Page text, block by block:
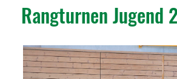
Rangturnen Jugend